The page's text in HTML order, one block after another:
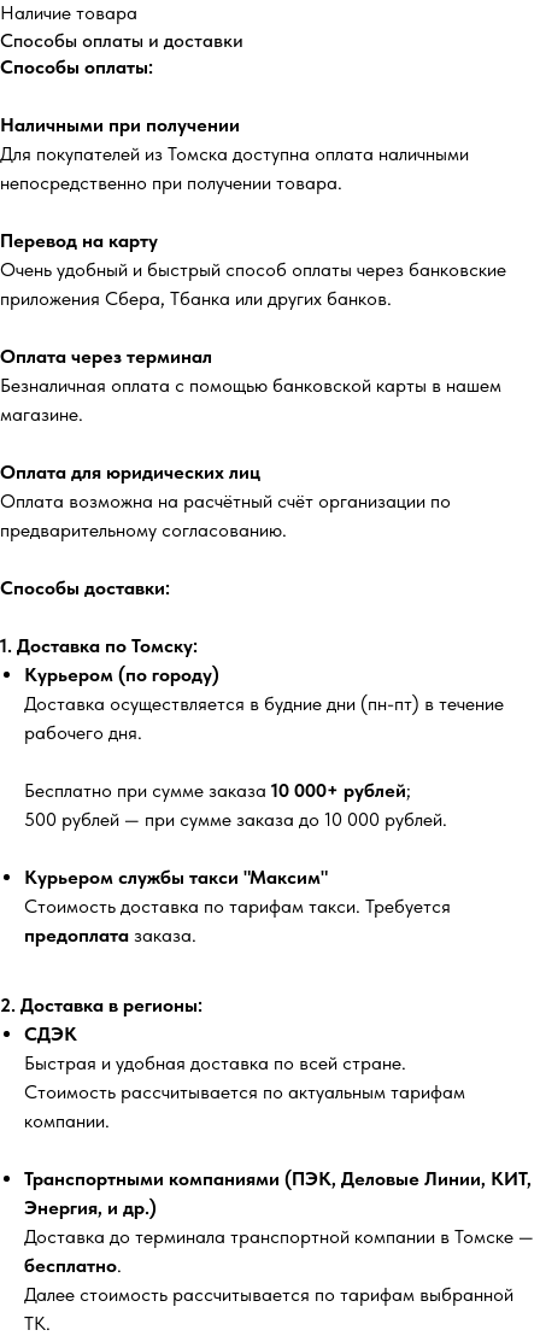
Наличие товара
Способы оплаты и доставки
Способы оплаты:
Наличными при получении
Для покупателей из Томска доступна оплата наличными
непосредственно при получении товара.
Перевод на карту
Очень удобный и быстрый способ оплаты через банковские
приложения Сбера, Тбанка или других банков.
Оплата через терминал
Безналичная оплата с помощью банковской карты в нашем
магазине.
Оплата для юридических лиц
Оплата возможна на расчётный счёт организации по
предварительному согласованию.
Способы доставки:
1. Доставка по Томску:
Курьером (по городу)
Доставка осуществляется в будние дни (пн-пт) в течение
рабочего дня.
Бесплатно при сумме заказа 10 000+ рублей;
500 рублей — при сумме заказа до 10 000 рублей.
Курьером службы такси "Максим"
Стоимость доставка по тарифам такси. Требуется
предоплата заказа.
2. Доставка в регионы:
СДЭК
Быстрая и удобная доставка по всей стране.
Стоимость рассчитывается по актуальным тарифам
компании.
Транспортными компаниями (ПЭК, Деловые Линии, КИТ,
Энергия, и др.)
Доставка до терминала транспортной компании в Томске —
бесплатно.
Далее стоимость рассчитывается по тарифам выбранной
ТК.